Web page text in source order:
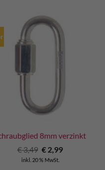
8mm verzinkt
€3,49 Ursprünglicher
Preis
war:
€ 2,99Aktueller
inkl. 20 % MwSt.